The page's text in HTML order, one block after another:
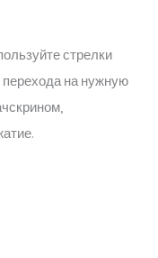
стрелки
на нужную